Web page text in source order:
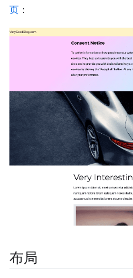
页 ：
布局